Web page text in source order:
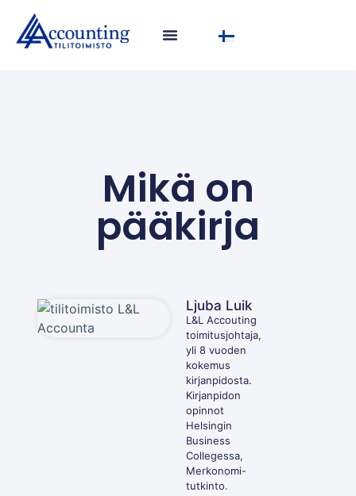
Mikä on
pääkirja
Ljuba Luik
L&L Accouting
toimitusjohtaja,
yli 8 vuoden
kokemus
kirjanpidosta.
Kirjanpidon
opinnot
Helsingin
Business
Collegessa,
Merkonomi-
tutkinto.